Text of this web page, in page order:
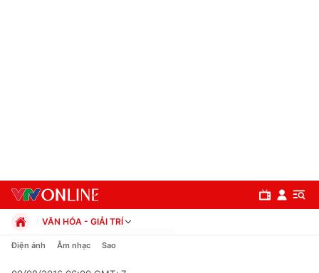
VĂN HÓA - GIẢI TRÍ
Chính trị
Điện ảnh Âm nhạc Sao